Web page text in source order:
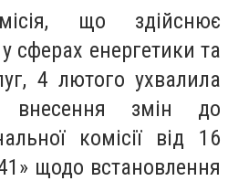
що здійснює
сферах енергетики та
4 лютого ухвалила
внесення змін до
комісії від 16
щодо встановлення